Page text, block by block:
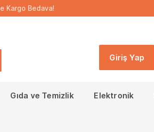
Kargo Bedava!
Giriş Yap
Gıda ve Temizlik Elektronik